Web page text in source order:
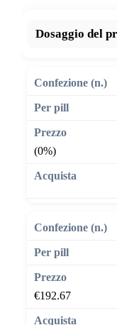
Dosaggio del
(0%)
€192.67